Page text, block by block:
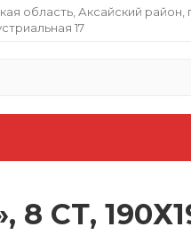
область​, Аксайский район,
17
СТ,